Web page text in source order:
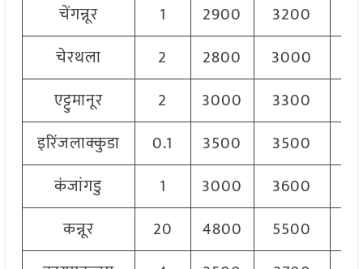
चेंगन्नूर
1 2900 3200
चेरथला
2 2800 3000
एट्टुमानूर
2 3000 3300
इरिंजलाक्कुडा
0.1 3500 3500
कंजांगडु
1 3000 3600
कन्नूर
20 4800 5500